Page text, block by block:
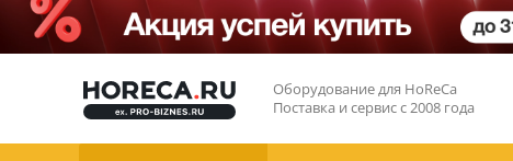
Оборудование для HoReCa
Поставка и сервис с 2008 года